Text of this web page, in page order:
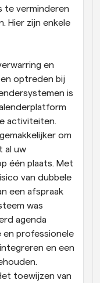
te verminderen
Hier zijn enkele
en
optreden bij
is
activiteiten.
om
al uw
één plaats. Met
van dubbele
een afspraak
was
agenda
en professionele
en een
toewijzen van